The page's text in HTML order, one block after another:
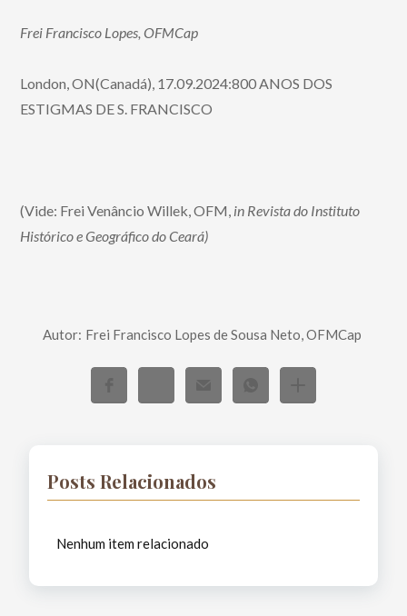
Frei Francisco Lopes, OFMCap
London, ON(Canadá), 17.09.2024:800 ANOS DOS
ESTIGMAS DE S. FRANCISCO
(Vide: Frei Venâncio Willek, OFM, in Revista do Instituto
Histórico e Geográfico do Ceará)
Autor: Frei Francisco Lopes de Sousa Neto, OFMCap
Posts Relacionados
Nenhum item relacionado